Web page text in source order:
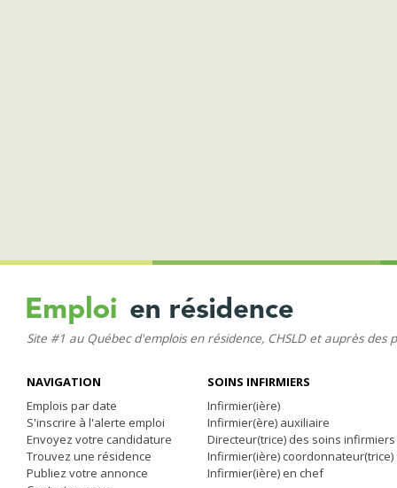
Site #1 au Québec d'emplois en résidence, CHSLD et auprès des
NAVIGATION
Emplois par date
S'inscrire à l'alerte emploi
Envoyez votre candidature
Trouvez une résidence
Publiez votre annonce
SOINS INFIRMIERS
Infirmier(ière)
Infirmier(ère) auxiliaire
Directeur(trice) des soins infirmiers
Infirmier(ière) coordonnateur(trice)
Infirmier(ière) en chef